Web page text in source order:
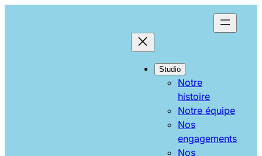
Studio
Notre
histoire
Notre équipe
Nos
engagements
Nos